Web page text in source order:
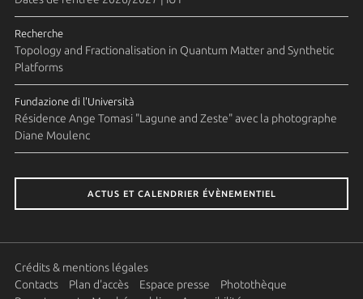
Recherche
Topology and Fractionalisation in Quantum Matter and Synthetic
Platforms
Fundazione di l'Università
Résidence Ange Tomasi "Lagune and Zeste" avec la photographe
Diane Moulenc
ACTUS ET CALENDRIER ÉVÈNEMENTIEL
Crédits & mentions légales
Contacts
Plan d'accès Espace presse
Photothèque